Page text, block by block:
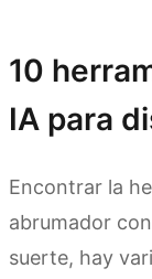
10
IA para
Encontrar la
abrumador
suerte, hay